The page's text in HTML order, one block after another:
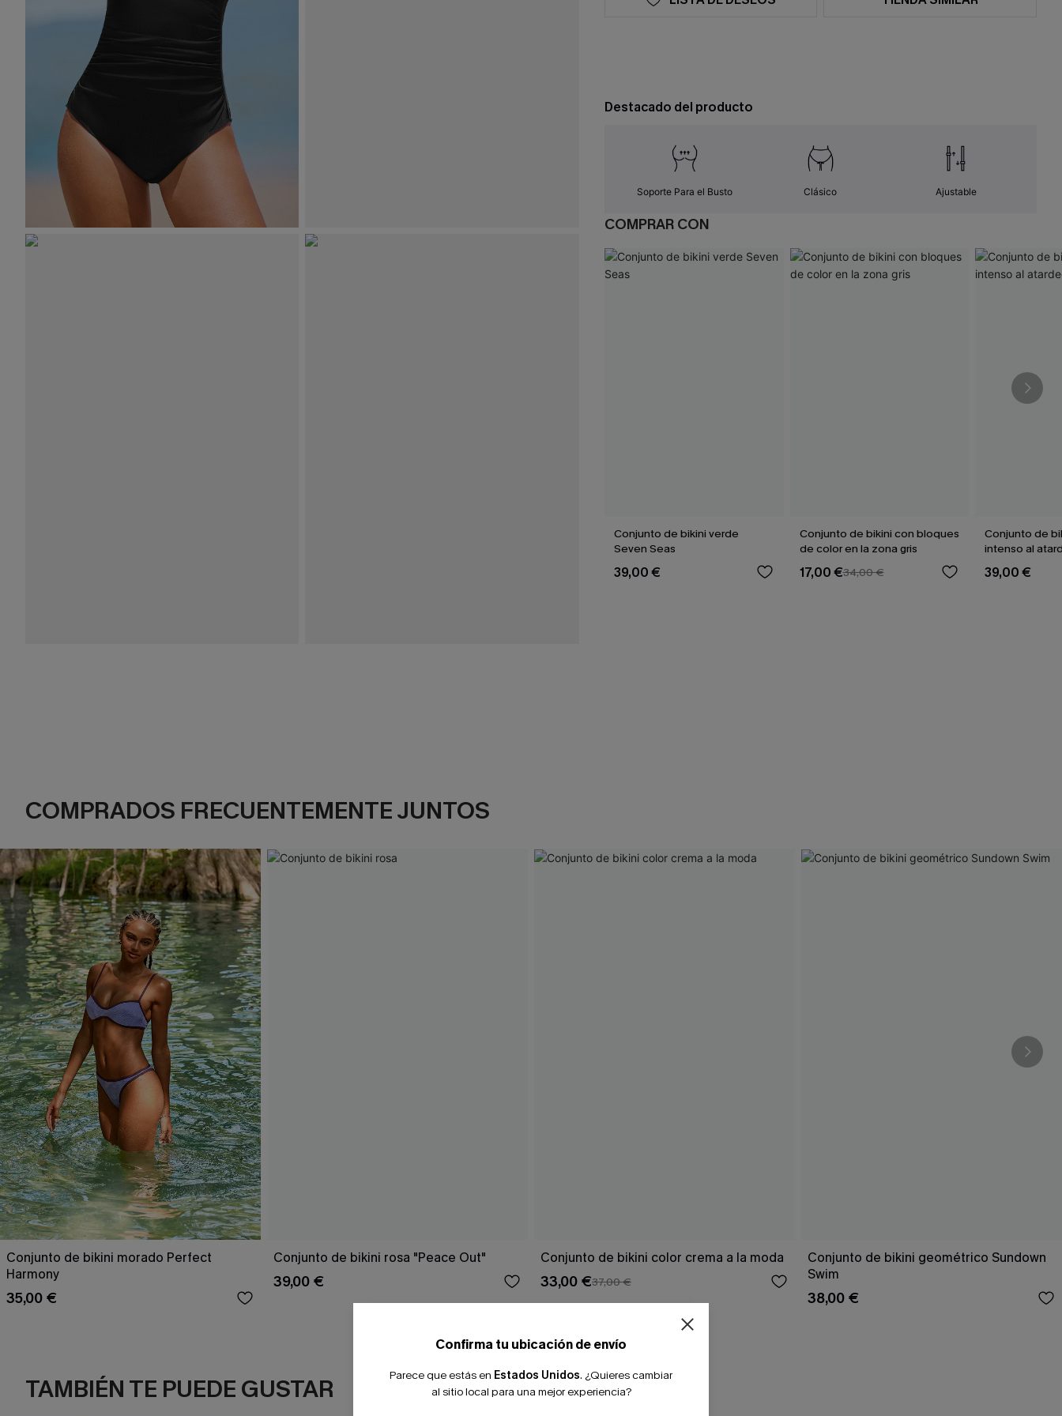
Destacado del producto
Soporte Para el Busto Clásico Ajustable
COMPRAR CON
Conjunto de bikini verde
Seven Seas
39,00 €
Conjunto de bikini con bloques
de color en la zona gris
17,00 €34,00 €
Conjunto de
intenso al
39,00 €
COMPRADOS FRECUENTEMENTE JUNTOS
Conjunto de bikini morado Perfect
Harmony
35,00 €
Conjunto de bikini rosa "Peace Out"
39,00 €
Conjunto de bikini color crema a la moda
33,00 €37,00 €
Conjunto de bikini geométrico Sundown
Swim
38,00 €
TAMBIÉN TE PUEDE GUSTAR
Confirma tu ubicación de envío
Parece que estás en Estados Unidos. ¿Quieres cambiar
al sitio local para una mejor experiencia?
¿NUEVO EN CUPSHE?
-10% extra sin compra mínima